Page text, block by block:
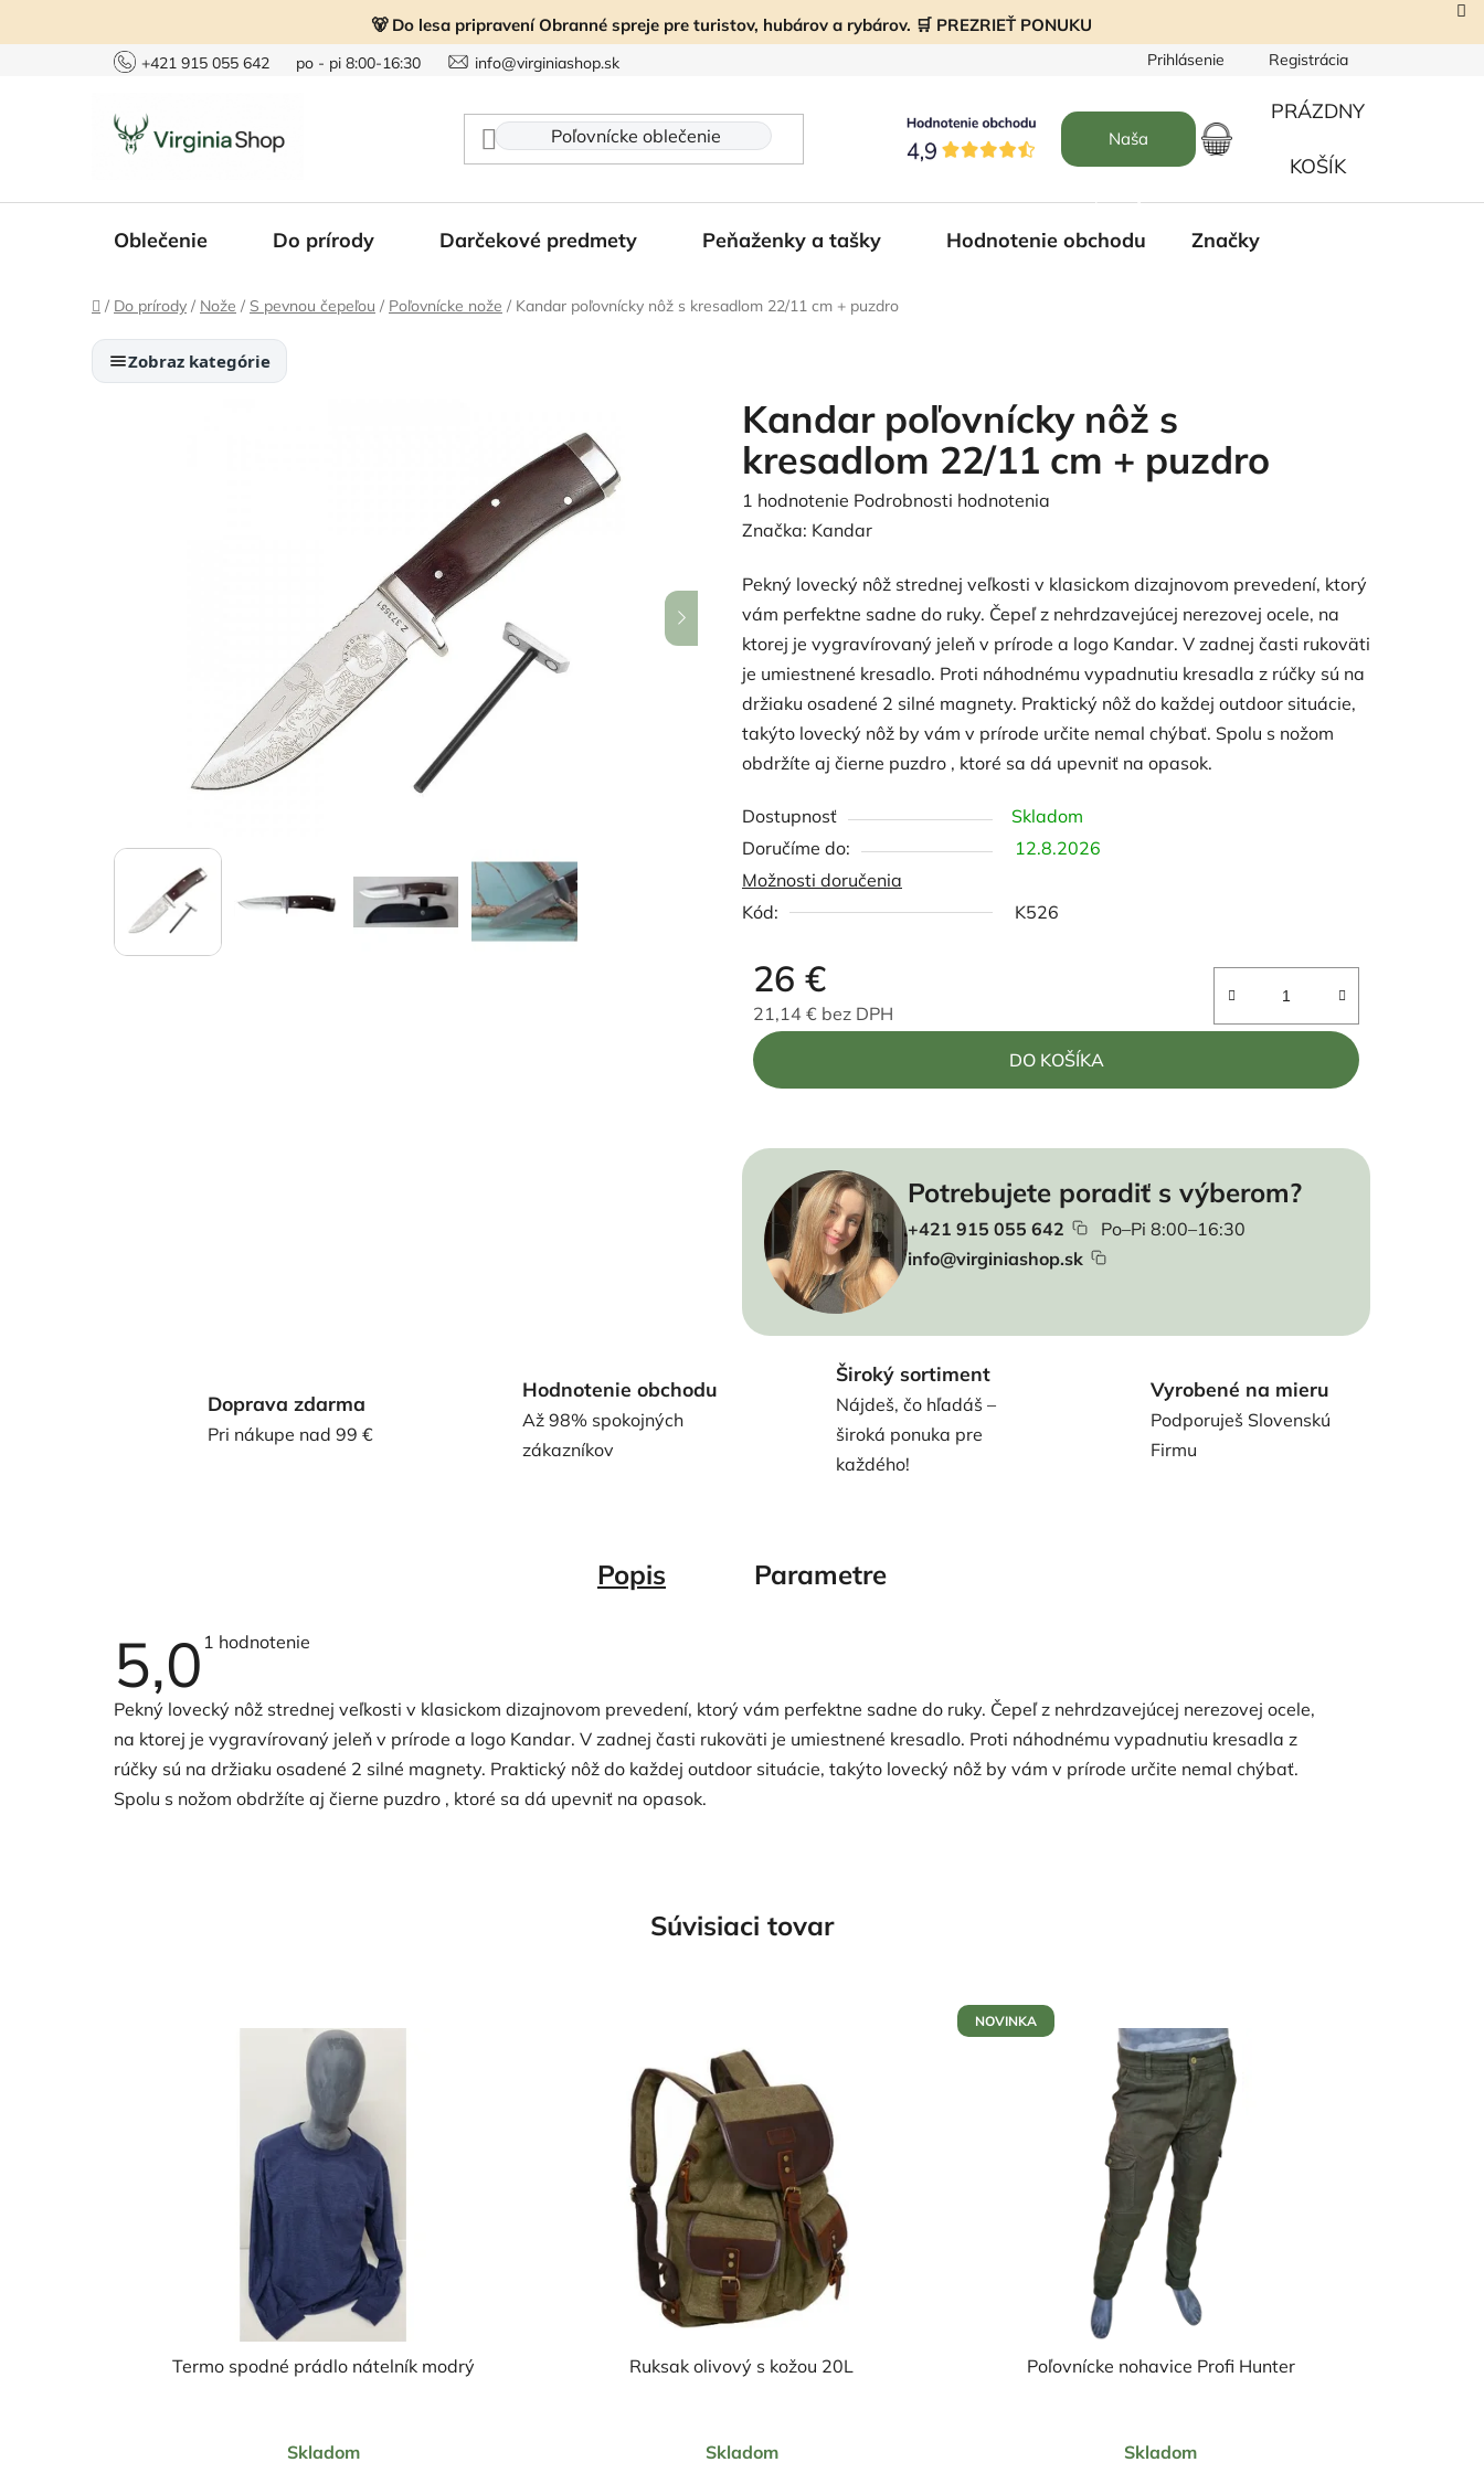
🐻 Do lesa pripravení Obranné spreje pre turistov, hubárov a rybárov. 🛒 PREZRIEŤ PONUKU
+421 915 055 642 po - pi 8:00-16:30 info@virginiashop.sk Prihlásenie Registrácia
Naša
NÁKUPNÝ
PRÁZDNY
KOŠÍK
Oblečenie Do prírody Darčekové predmety Peňaženky a tašky Hodnotenie obchodu Značky
Domov
/ Do prírody / Nože / S pevnou čepeľou / Poľovnícke nože / Kandar poľovnícky nôž s kresadlom 22/11 cm + puzdro
Zobraz kategórie
Kandar poľovnícky nôž s
kresadlom 22/11 cm + puzdro
Priemerné
hodnotenie
je
5,0
z
5
hviezdičiek.
1 hodnotenie Podrobnosti hodnotenia
Značka: Kandar
Pekný lovecký nôž strednej veľkosti v klasickom dizajnovom prevedení, ktorý
vám perfektne sadne do ruky. Čepeľ z nehrdzavejúcej nerezovej ocele, na
ktorej je vygravírovaný jeleň v prírode a logo Kandar. V zadnej časti rukoväti
je umiestnené kresadlo. Proti náhodnému vypadnutiu kresadla z rúčky sú na
držiaku osadené 2 silné magnety. Praktický nôž do každej outdoor situácie,
takýto lovecký nôž by vám v prírode určite nemal chýbať. Spolu s nožom
obdržíte aj čierne puzdro , ktoré sa dá upevniť na opasok.
Dostupnosť
Skladom
12.8.2026
Možnosti doručenia
Kód:
K526
26 €
21,14 € bez DPH
Jednotková cena:
DO KOŠÍKA
Potrebujete poradiť s výberom?
+421 915 055 642
Po–Pi 8:00–16:30
info@virginiashop.sk
Doprava zdarma
Pri nákupe nad 99 €
Hodnotenie obchodu
Až 98% spokojných
zákazníkov
Široký sortiment
Nájdeš, čo hľadáš –
široká ponuka pre
každého!
Vyrobené na mieru
Podporuješ Slovenskú
Firmu
Popis Parametre
5,0 Priemerné
5,0
5
hviezdičiek.
1 hodnotenie
Pekný lovecký nôž strednej veľkosti v klasickom dizajnovom prevedení, ktorý vám perfektne sadne do ruky. Čepeľ z nehrdzavejúcej nerezovej ocele,
na ktorej je vygravírovaný jeleň v prírode a logo Kandar. V zadnej časti rukoväti je umiestnené kresadlo. Proti náhodnému vypadnutiu kresadla z
rúčky sú na držiaku osadené 2 silné magnety. Praktický nôž do každej outdoor situácie, takýto lovecký nôž by vám v prírode určite nemal chýbať.
Spolu s nožom obdržíte aj čierne puzdro , ktoré sa dá upevniť na opasok.
Súvisiaci tovar
Termo spodné prádlo nátelník modrý
hodnotenie
Skladom
Ruksak olivový s kožou 20L
hodnotenie
Skladom
NOVINKA
Poľovnícke nohavice Profi Hunter
hodnotenie
Skladom